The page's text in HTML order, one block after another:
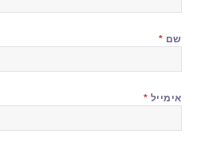
שם *
אימייל *